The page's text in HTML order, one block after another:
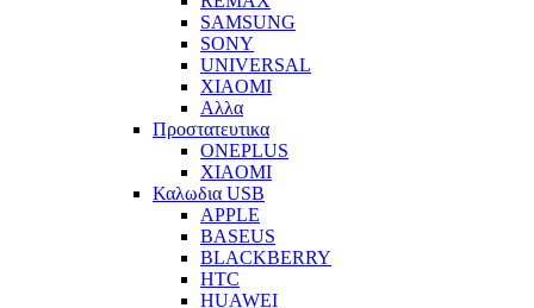
SAMSUNG
SONY
UNIVERSAL
XIAOMI
Αλλα
Προστατευτικα
ONEPLUS
XIAOMI
Καλωδια USB
APPLE
BASEUS
BLACKBERRY
HTC
HUAWEI